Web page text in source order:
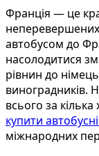
Франція — це
автобусом до
насолодитися
рівнин до
виноградників.
всього за
купити
міжнародних